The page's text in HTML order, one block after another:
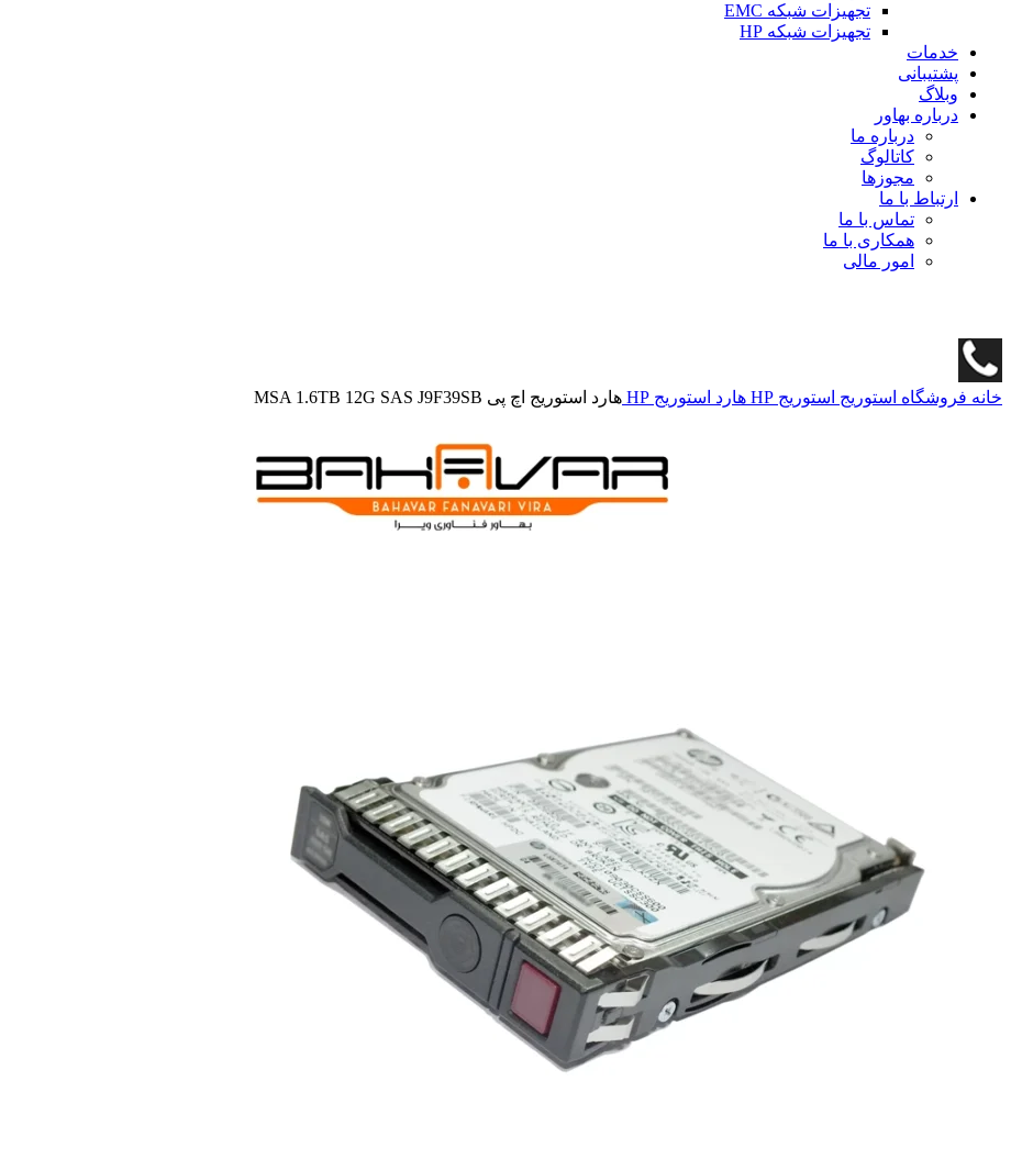
تجهیزات شبکه EMC
تجهیزات شبکه HP
خدمات
پشتیبانی
وبلاگ
درباره بهاور
درباره ما
کاتالوگ
مجوزها
ارتباط با ما
تماس با ما
همکاری با ما
امور مالی
خانه فروشگاه استوریج استوریج HP هارد استوریج HP هارد استوریج اچ پی MSA 1.6TB 12G SAS J9F39SB